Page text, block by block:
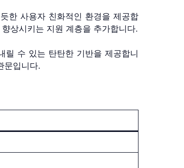
한 사용자 친화적인 환경을 제공합
상시키는 지원 계층을 추가합니다.
릴 수 있는 탄탄한 기반을 제공합니
문입니다.